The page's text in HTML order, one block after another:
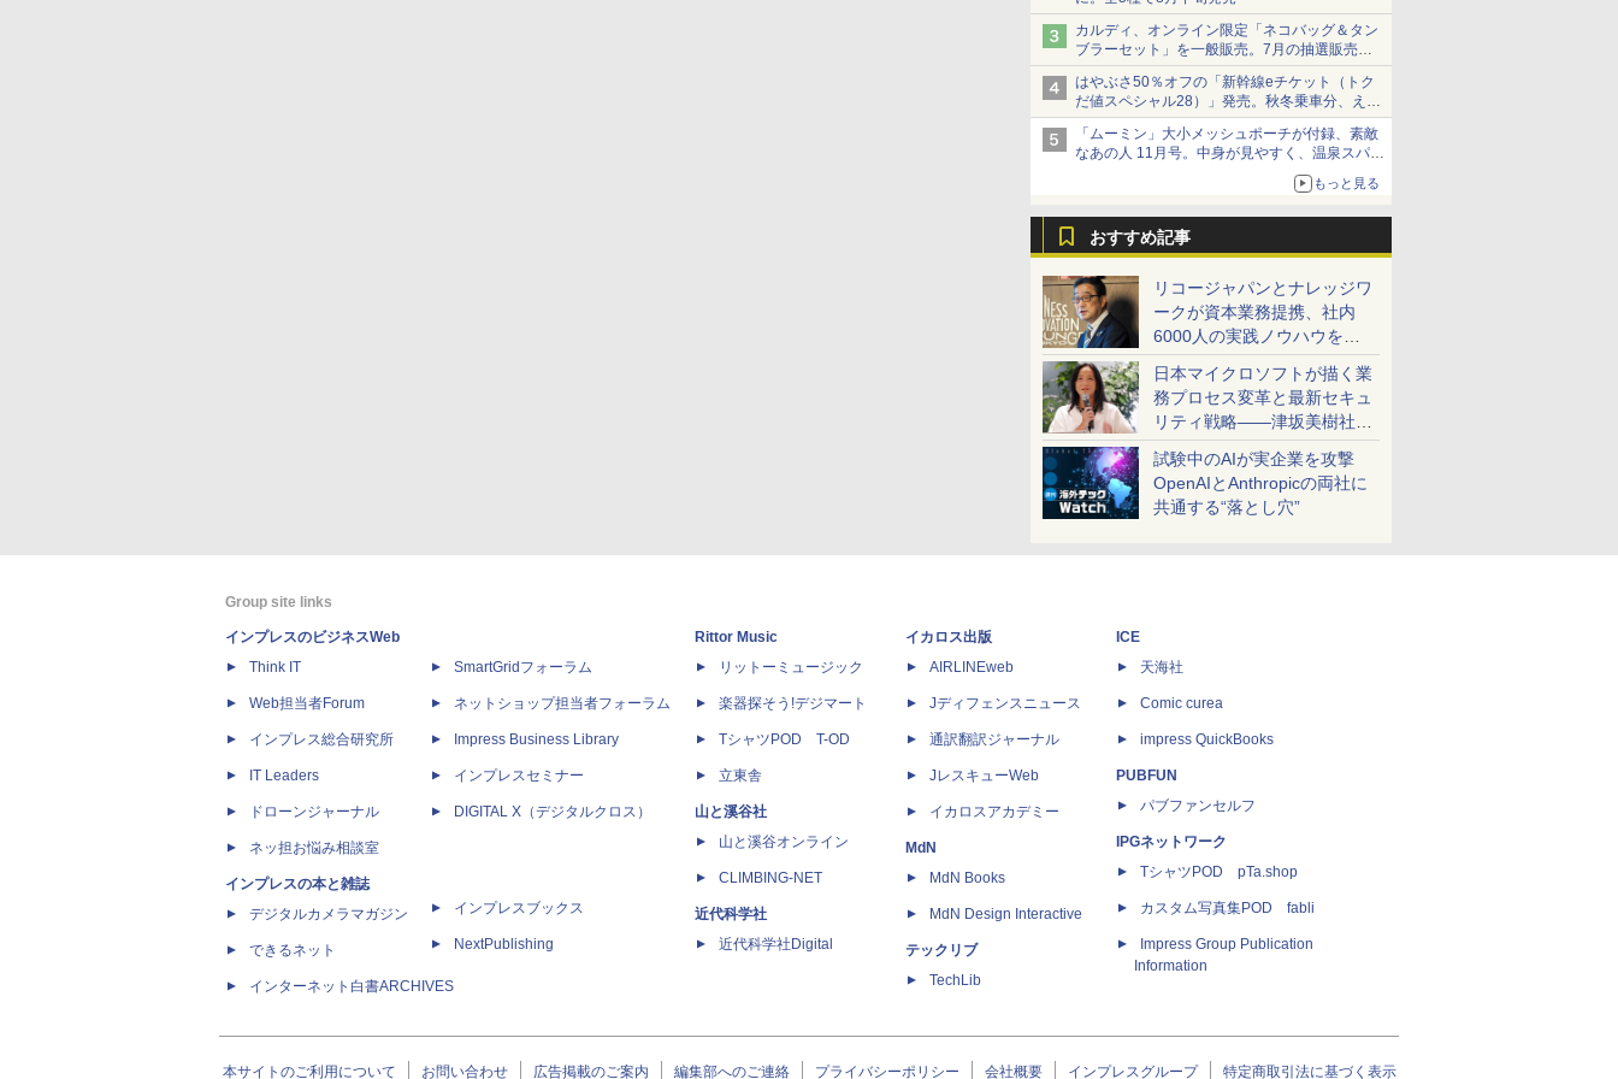
カルディ、オンライン限定「ネコバッグ＆タン
ブラーセット」を一般販売。7月の抽選販売の
当選無効分
はやぶさ50％オフの「新幹線eチケット（トク
だ値スペシャル28）」発売。秋冬乗車分、えき
ねっと限定
「ムーミン」大小メッシュポーチが付録、素敵
なあの人 11月号。中身が見やすく、温泉スパに
もっと見る
おすすめ記事
リコージャパンとナレッジワ
ークが資本業務提携、社内
6000人の実践ノウハウを生
かした「AI商談記録 for
RICOH」を展開へ
日本マイクロソフトが描く業
務プロセス変革と最新セキュ
リティ戦略――津坂美樹社長
が2027年度戦略を説明
試験中のAIが実企業を攻撃
OpenAIとAnthropicの両社に
共通する“落とし穴”
Group site links
インプレスのビジネスWeb
Think IT
Web担当者Forum
インプレス総合研究所
IT Leaders
ドローンジャーナル
ネッ担お悩み相談室
インプレスの本と雑誌
デジタルカメラマガジン
できるネット
インターネット白書ARCHIVES
SmartGridフォーラム
ネットショップ担当者フォーラム
Impress Business Library
インプレスセミナー
DIGITAL X（デジタルクロス）
インプレスブックス
NextPublishing
Rittor Music
リットーミュージック
楽器探そう!デジマート
TシャツPOD T-OD
立東舎
山と溪谷社
山と溪谷オンライン
CLIMBING-NET
近代科学社
近代科学社Digital
イカロス出版
AIRLINEweb
Jディフェンスニュース
通訳翻訳ジャーナル
JレスキューWeb
イカロスアカデミー
MdN
MdN Books
MdN Design Interactive
テックリブ
TechLib
ICE
天海社
Comic curea
impress QuickBooks
PUBFUN
パブファンセルフ
IPGネットワーク
TシャツPOD pTa.shop
カスタム写真集POD fabli
Impress Group Publication
Information
本サイトのご利用について お問い合わせ 広告掲載のご案内 編集部へのご連絡 プライバシーポリシー 会社概要 インプレスグループ 特定商取引法に基づく表示